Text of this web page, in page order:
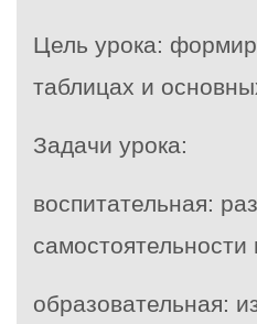
Цель урока:
таблицах и
Задачи урока:
воспитательная:
образовательная: